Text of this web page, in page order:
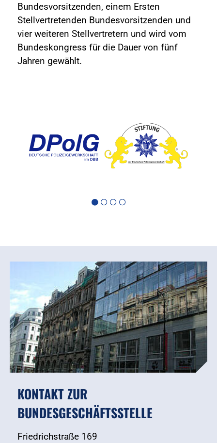
Bundesvorsitzenden, einem Ersten
Stellvertretenden Bundesvorsitzenden und
vier weiteren Stellvertretern und wird vom
Bundeskongress für die Dauer von fünf
Jahren gewählt.
KONTAKT ZUR
BUNDESGESCHÄFTSSTELLE
Friedrichstraße 169